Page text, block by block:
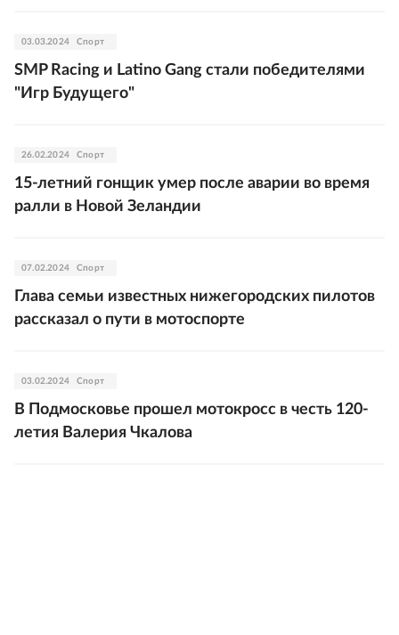
03.03.2024 Спорт
SMP Racing и Latino Gang стали победителями
"Игр Будущего"
26.02.2024 Спорт
15-летний гонщик умер после аварии во время
ралли в Новой Зеландии
07.02.2024 Спорт
Глава семьи известных нижегородских пилотов
рассказал о пути в мотоспорте
03.02.2024 Спорт
В Подмосковье прошел мотокросс в честь 120-
летия Валерия Чкалова